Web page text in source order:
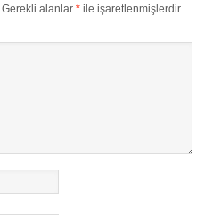
Gerekli alanlar * ile işaretlenmişlerdir